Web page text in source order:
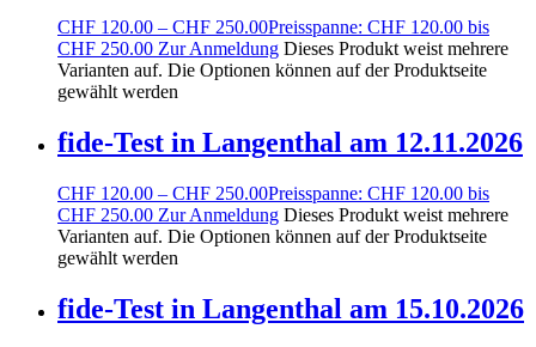
CHF 120.00 – CHF 250.00Preisspanne: CHF 120.00 bis
CHF 250.00 Zur Anmeldung Dieses Produkt weist mehrere
Varianten auf. Die Optionen können auf der Produktseite
gewählt werden
fide-Test in Langenthal am 12.11.2026
CHF 120.00 – CHF 250.00Preisspanne: CHF 120.00 bis
CHF 250.00 Zur Anmeldung Dieses Produkt weist mehrere
Varianten auf. Die Optionen können auf der Produktseite
gewählt werden
fide-Test in Langenthal am 15.10.2026